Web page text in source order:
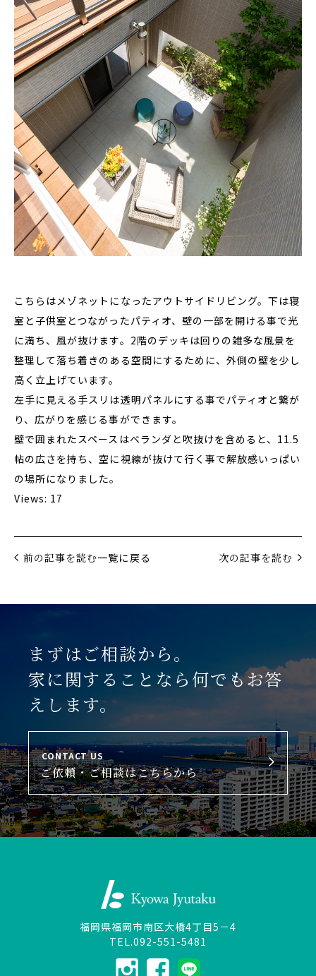
こちらはメゾネットになったアウトサイドリビング。下は寝
室と子供室とつながったパティオ、壁の一部を開ける事で光
に満ち、風が抜けます。2階のデッキは回りの雑多な風景を
整理して落ち着きのある空間にするために、外側の壁を少し
高く立上げています。
左手に見える手スリは透明パネルにする事でパティオと繋が
り、広がりを感じる事ができます。
壁で囲まれたスペースはベランダと吹抜けを含めると、11.5
帖の広さを持ち、空に視線が抜けて行く事で解放感いっぱい
の場所になりました。
Views: 17
前の記事を読む一覧に戻る 次の記事を読む
まずはご相談から。
家に関することなら何でもお答
えします。
CONTACT US
ご依頼・ご相談はこちらから
福岡県福岡市南区大橋4丁目5－4
TEL.092-551-5481